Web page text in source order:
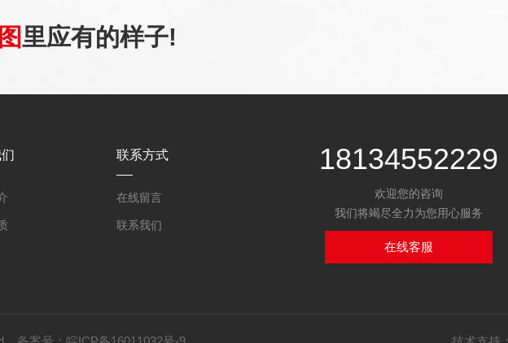
里应有的样子!
联系方式
在线留言
联系我们
18134552229
欢迎您的咨询
我们将竭尽全力为您用心服务
在线客服